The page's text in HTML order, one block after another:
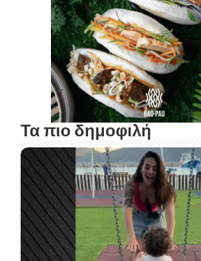
Τα πιο δημοφιλή